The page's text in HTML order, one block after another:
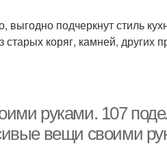
подчеркнут стиль
коряг, камней, других
руками. 107
вещи своими